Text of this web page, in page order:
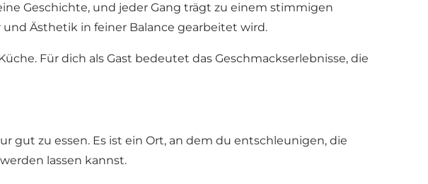
Geschichte, und jeder Gang trägt zu einem stimmigen
Ästhetik in feiner Balance gearbeitet wird.
Für dich als Gast bedeutet das Geschmackserlebnisse, die
gut zu essen. Es ist ein Ort, an dem du entschleunigen, die
lassen kannst.